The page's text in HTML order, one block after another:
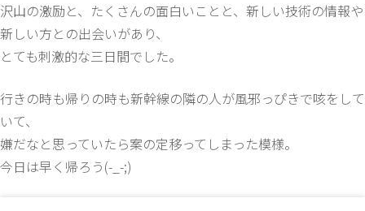
沢山の激励と、たくさんの面白いことと、新しい技術の情報や
新しい方との出会いがあり、
とても刺激的な三日間でした。
行きの時も帰りの時も新幹線の隣の人が風邪っぴきで咳をして
いて、
嫌だなと思っていたら案の定移ってしまった模様。
今日は早く帰ろう(-_-;)